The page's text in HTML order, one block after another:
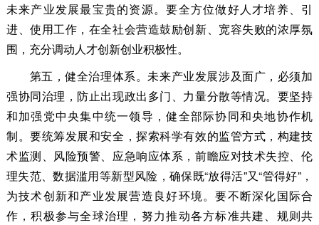
未来产业发展最宝贵的资源。要全方位做好人才培养、引
进、使用工作，在全社会营造鼓励创新、宽容失败的浓厚氛
围，充分调动人才创新创业积极性。
第五，健全治理体系。未来产业发展涉及面广，必须加
强协同治理，防止出现政出多门、力量分散等情况。要坚持
和加强党中央集中统一领导，健全部际协同和央地协作机
制。要统筹发展和安全，探索科学有效的监管方式，构建技
术监测、风险预警、应急响应体系，前瞻应对技术失控、伦
理失范、数据滥用等新型风险，确保既“放得活”又“管得好”，
为技术创新和产业发展营造良好环境。要不断深化国际合
作，积极参与全球治理，努力推动各方标准共建、规则共